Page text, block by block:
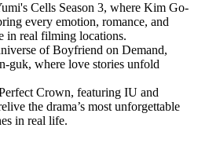
Cells Season 3, where Kim Go-
every emotion, romance, and
in real filming locations.
of Boyfriend on Demand,
guk, where love stories unfold
Crown, featuring IU and
the drama’s most unforgettable
in real life.